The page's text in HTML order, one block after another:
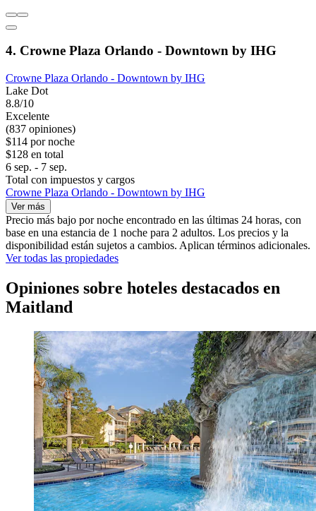
4. Crowne Plaza Orlando - Downtown by IHG
Crowne Plaza Orlando - Downtown by IHG
Lake Dot
8.8/10
Excelente
(837 opiniones)
$114 por noche
$128 en total
6 sep. - 7 sep.
Total con impuestos y cargos
Crowne Plaza Orlando - Downtown by IHG
Ver más
Precio más bajo por noche encontrado en las últimas 24 horas, con
base en una estancia de 1 noche para 2 adultos. Los precios y la
disponibilidad están sujetos a cambios. Aplican términos adicionales.
Ver todas las propiedades
Opiniones sobre hoteles destacados en
Maitland